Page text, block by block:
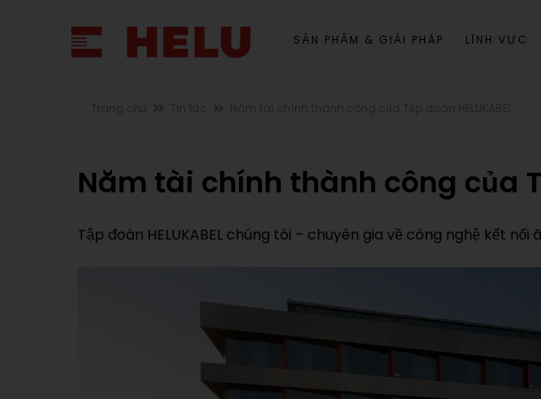
SẢN PHẨM & GIẢI PHÁP LĨNH VỰC
Năm tài chính thành công của
Tập đoàn HELUKABEL chúng tôi – chuyên gia về công nghệ kết